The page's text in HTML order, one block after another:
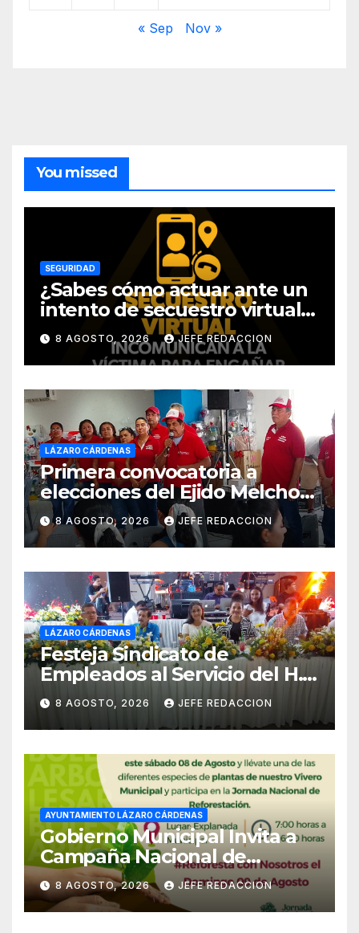
« Sep Nov »
You missed
SEGURIDAD
¿Sabes cómo actuar ante un
intento de secuestro virtual?
La SSP te guía para evitarlo
8 AGOSTO, 2026 JEFE REDACCION
LÁZARO CÁRDENAS
Primera convocatoria a
elecciones del Ejido Melchor
Ocampo en Lázaro Cárdenas
el domingo
8 AGOSTO, 2026 JEFE REDACCION
LÁZARO CÁRDENAS
Festeja Sindicato de
Empleados al Servicio del H.
Ayuntamiento de LZC Día del
Empleado Municipal
8 AGOSTO, 2026 JEFE REDACCION
AYUNTAMIENTO LÁZARO CÁRDENAS
Gobierno Municipal Invita a
Campaña Nacional de
Reforestación
8 AGOSTO, 2026 JEFE REDACCION